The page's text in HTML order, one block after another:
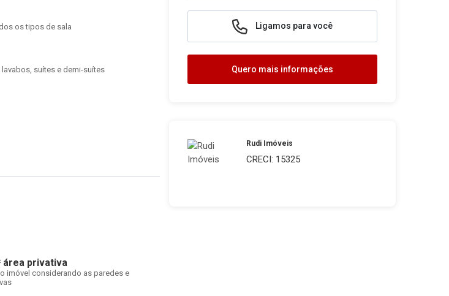
os tipos de sala
suítes e demi-suítes
área privativa
imóvel considerando as paredes e
Ligamos para você
Quero mais informações
Rudi Imóveis
CRECI: 15325